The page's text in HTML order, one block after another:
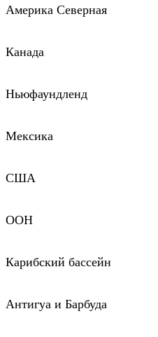
Америка Северная
Канада
Ньюфаундленд
Мексика
США
ООН
Карибский бассейн
Антигуа и Барбуда